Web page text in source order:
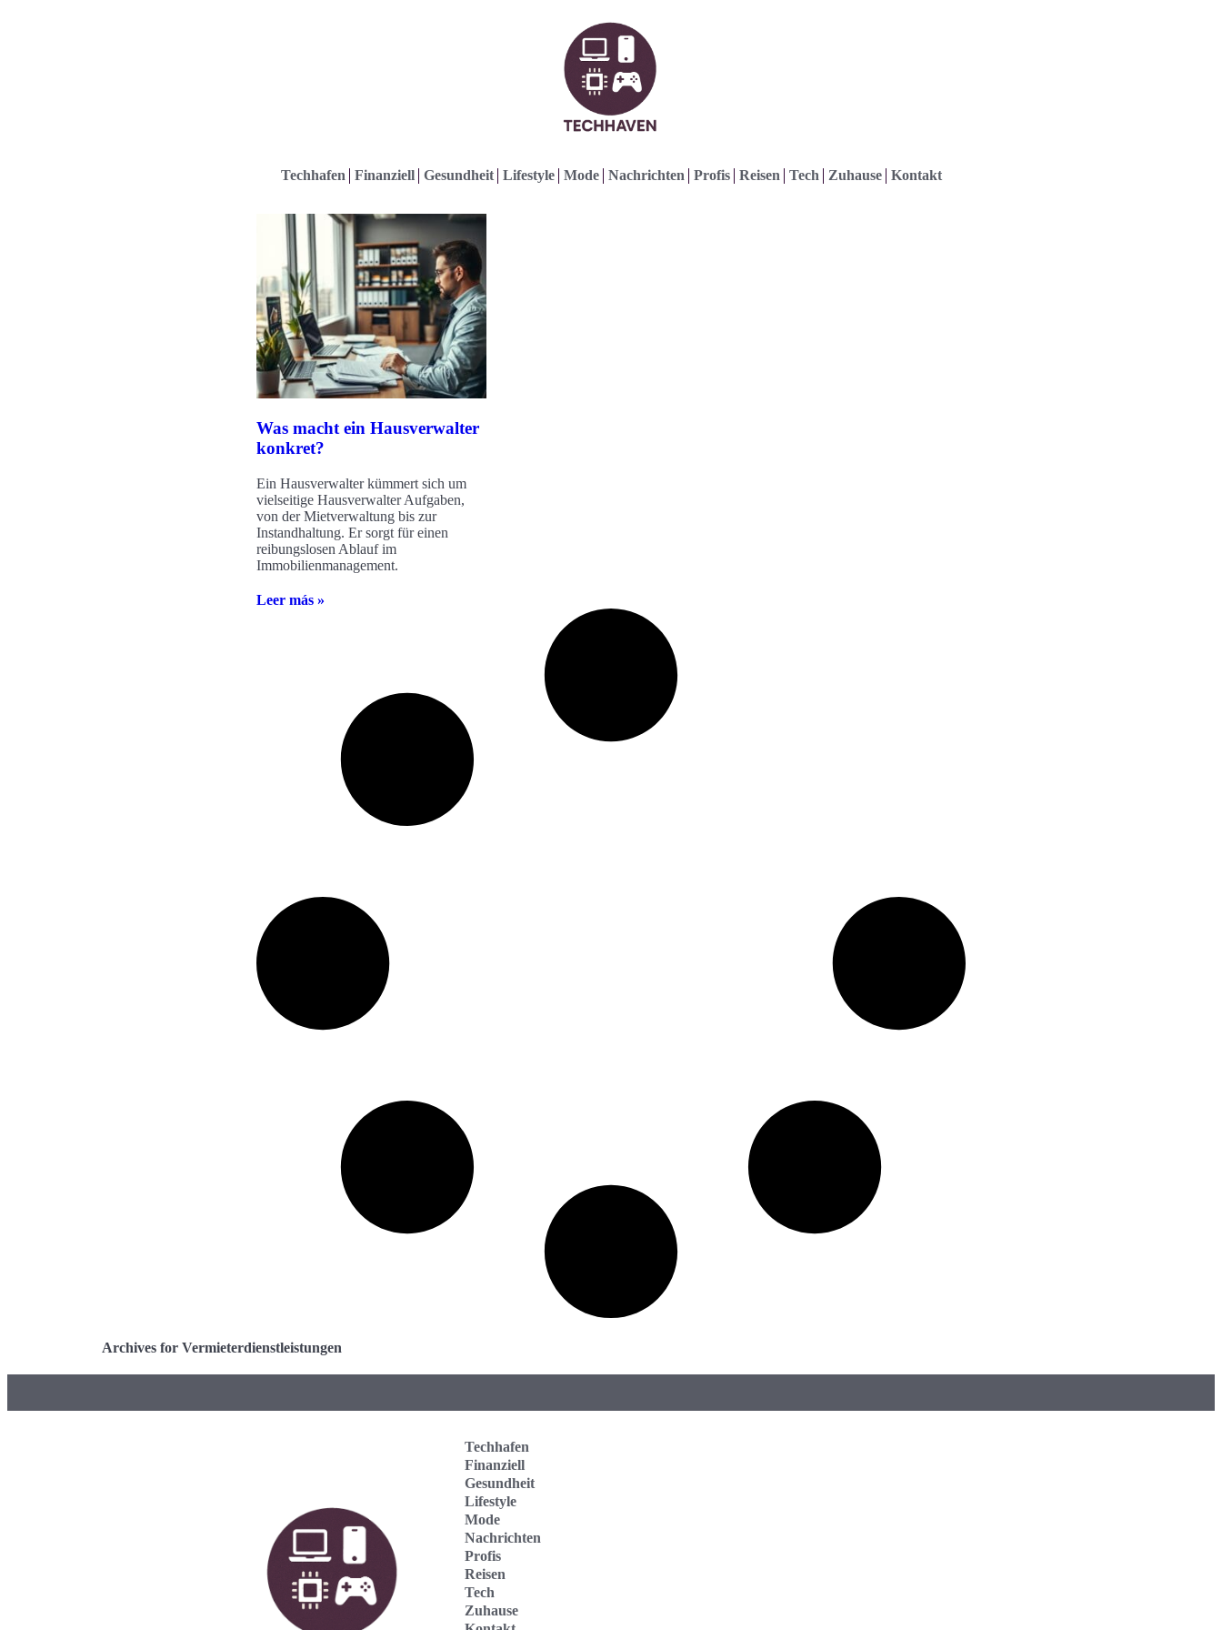
Techhafen Finanziell Gesundheit Lifestyle Mode Nachrichten Profis Reisen Tech Zuhause Kontakt
Was macht ein Hausverwalter
konkret?
Ein Hausverwalter kümmert sich um
vielseitige Hausverwalter Aufgaben,
von der Mietverwaltung bis zur
Instandhaltung. Er sorgt für einen
reibungslosen Ablauf im
Immobilienmanagement.
Leer más »
Archives for Vermieterdienstleistungen
Techhafen
Finanziell
Gesundheit
Lifestyle
Mode
Nachrichten
Profis
Reisen
Tech
Zuhause